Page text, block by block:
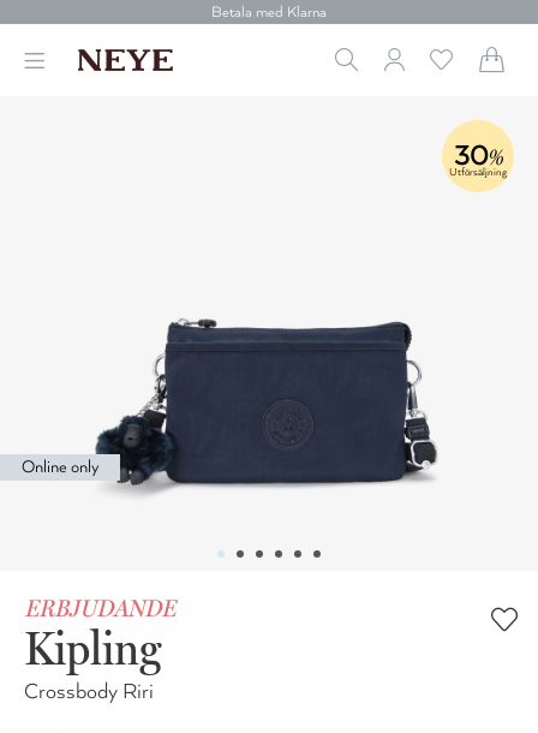
Betala med Klarna
Gratis frakt över 699 kr.
30%
Utförsäljning
Online only
ERBJUDANDE
Kipling
Crossbody Riri